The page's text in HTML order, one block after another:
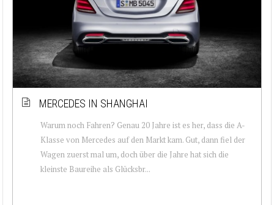
MERCEDES IN SHANGHAI
Warum noch Fahren? Genau 20 Jahre ist es her, dass die A-
Klasse von Mercedes auf den Markt kam. Gut, dann fiel der
Wagen zuerst mal um, doch über die Jahre hat sich die
kleinste Baureihe als Glücksbr...